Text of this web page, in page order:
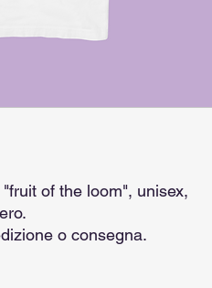
of the loom", unisex,
o consegna.